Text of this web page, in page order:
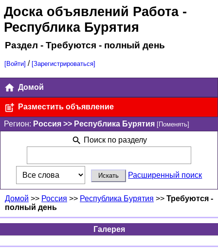
Доска объявлений Работа-
Республика Бурятия
Раздел - Требуются - полный день
[Войти] / [Зарегистрироваться]
Домой
Разместить объявление
Регион: Россия >> Республика Бурятия [Поменять]
Поиск по разделу
Расширенный поиск
Домой >> Россия >> Республика Бурятия >> Требуются -
полный день
Галерея